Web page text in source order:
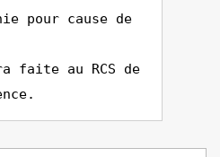
pour cause de
faite au RCS de